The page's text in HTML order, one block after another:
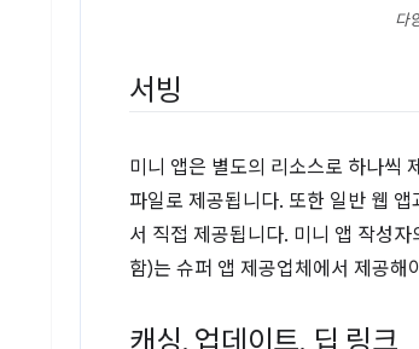
다
서빙
미니 앱은 별도의 리소스로 하나씩
파일로 제공됩니다. 또한 일반 웹
서 직접 제공됩니다. 미니 앱 작성
함)는 슈퍼 앱 제공업체에서 제공해